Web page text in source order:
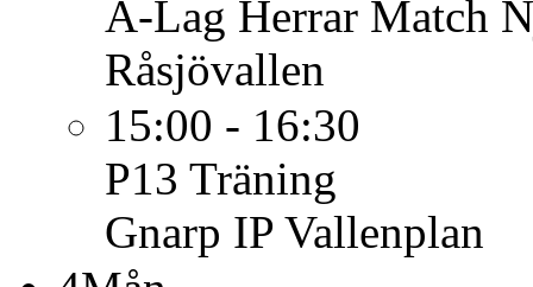
A-Lag Herrar Match
Råsjövallen
15:00 - 16:30
P13 Träning
Gnarp IP Vallenplan